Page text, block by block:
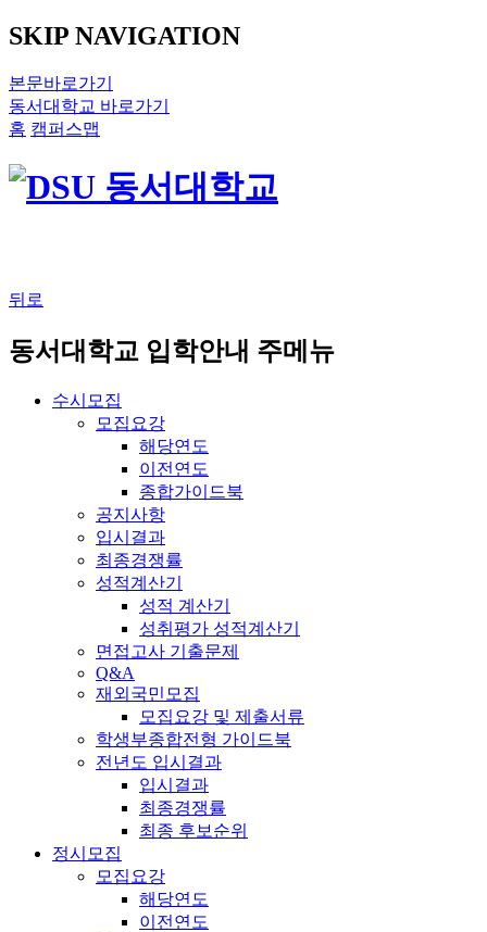
SKIP NAVIGATION
본문바로가기
동서대학교 바로가기
홈 캠퍼스맵
뒤로
동서대학교 입학안내 주메뉴
수시모집
모집요강
해당연도
이전연도
종합가이드북
공지사항
입시결과
최종경쟁률
성적계산기
성적 계산기
성취평가 성적계산기
면접고사 기출문제
Q&A
재외국민모집
모집요강 및 제출서류
학생부종합전형 가이드북
전년도 입시결과
입시결과
최종경쟁률
최종 후보순위
정시모집
모집요강
해당연도
이전연도